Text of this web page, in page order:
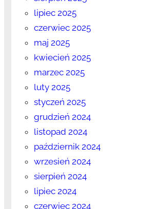
lipiec 2025
czerwiec 2025
maj 2025
kwiecień 2025
marzec 2025
luty 2025
styczeń 2025
grudzień 2024
listopad 2024
październik 2024
wrzesień 2024
sierpień 2024
lipiec 2024
czerwiec 2024